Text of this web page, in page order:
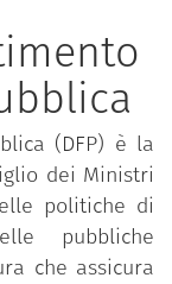
(DFP) è la
dei Ministri
politiche di
pubbliche
che assicura